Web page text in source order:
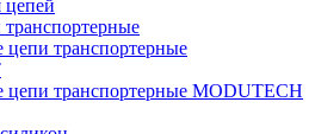
цепей
цепи транспортерные
цепи транспортерные MODUTECH